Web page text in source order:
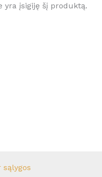
yra įsigiję šį produktą.
sąlygos